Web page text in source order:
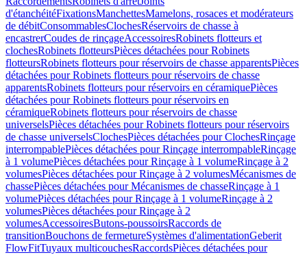
d'étanchéitéFixationsManchettesMamelons, rosaces et modérateurs
de débitConsommablesClochesRéservoirs de chasse à
encastrerCoudes de rinçageAccessoiresRobinets flotteurs et
clochesRobinets flotteursPièces détachées pour Robinets
flotteursRobinets flotteurs pour réservoirs de chasse apparentsPièces
détachées pour Robinets flotteurs pour réservoirs de chasse
apparentsRobinets flotteurs pour réservoirs en céramiquePièces
détachées pour Robinets flotteurs pour réservoirs en
céramiqueRobinets flotteurs pour réservoirs de chasse
universelsPièces détachées pour Robinets flotteurs pour réservoirs
de chasse universelsClochesPièces détachées pour ClochesRinçage
interrompablePièces détachées pour Rinçage interrompableRinçage
à 1 volumePièces détachées pour Rinçage à 1 volumeRinçage à 2
volumesPièces détachées pour Rinçage à 2 volumesMécanismes de
chassePièces détachées pour Mécanismes de chasseRinçage à 1
volumePièces détachées pour Rinçage à 1 volumeRinçage à 2
volumesPièces détachées pour Rinçage à 2
volumesAccessoiresButons-poussoirsRaccords de
transitionBouchons de fermetureSystèmes d'alimentationGeberit
FlowFitTuyaux multicouchesRaccordsPièces détachées pour